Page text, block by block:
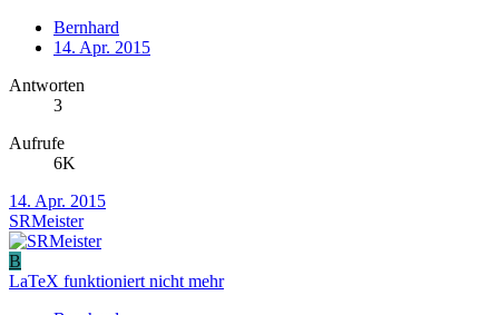
Bernhard
14. Apr. 2015
Antworten
3
Aufrufe
6K
14. Apr. 2015
SRMeister
B
LaTeX funktioniert nicht mehr